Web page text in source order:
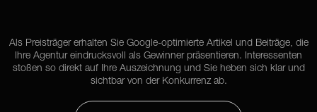
Als Preisträger erhalten Sie Google-optimierte Artikel und Beiträge, die
Ihre Agentur eindrucksvoll als Gewinner präsentieren. Interessenten
stoßen so direkt auf Ihre Auszeichnung und Sie heben sich klar und
sichtbar von der Konkurrenz ab.